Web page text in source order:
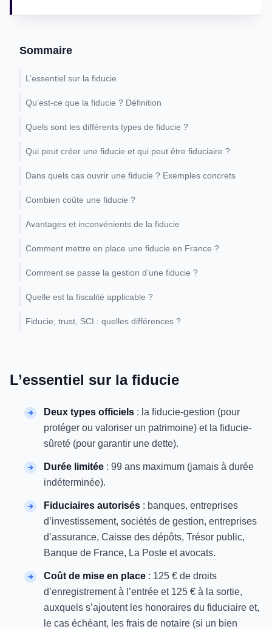
Sommaire
L’essentiel sur la fiducie
Qu’est-ce que la fiducie ? Définition
Quels sont les différents types de fiducie ?
Qui peut créer une fiducie et qui peut être fiduciaire ?
Dans quels cas ouvrir une fiducie ? Exemples concrets
Combien coûte une fiducie ?
Avantages et inconvénients de la fiducie
Comment mettre en place une fiducie en France ?
Comment se passe la gestion d’une fiducie ?
Quelle est la fiscalité applicable ?
Fiducie, trust, SCI : quelles différences ?
L’essentiel sur la fiducie
Deux types officiels : la fiducie-gestion (pour
protéger ou valoriser un patrimoine) et la fiducie-
sûreté (pour garantir une dette).
Durée limitée : 99 ans maximum (jamais à durée
indéterminée).
Fiduciaires autorisés : banques, entreprises
d’investissement, sociétés de gestion, entreprises
d’assurance, Caisse des dépôts, Trésor public,
Banque de France, La Poste et avocats.
Coût de mise en place : 125 € de droits
d’enregistrement à l’entrée et 125 € à la sortie,
auxquels s’ajoutent les honoraires du fiduciaire et,
le cas échéant, les frais de notaire (si un bien